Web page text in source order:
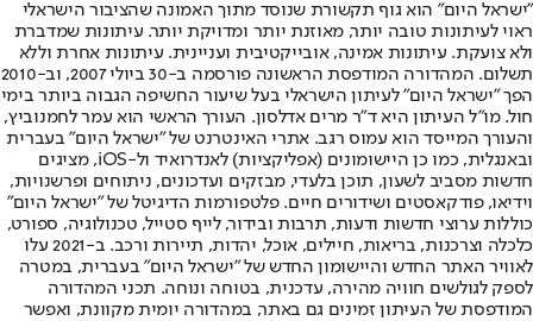
"ישראל היום" הוא גוף תקשורת שנוסד מתוך האמונה שהציבור הישראלי
ראוי לעיתונות טובה יותר, מאוזנת יותר ומדויקת יותר. עיתונות שמדברת
ולא צועקת. עיתונות אמינה, אובייקטיבית ועניינית. עיתונות אחרת וללא
תשלום. המהדורה המודפסת הראשונה פורסמה ב-30 ביולי 2007, וב-2010
הפך "ישראל היום" לעיתון הישראלי בעל שיעור החשיפה הגבוה ביותר בימי
חול. מו"ל העיתון היא ד"ר מרים אדלסון. העורך הראשי הוא עמר לחמנוביץ,
והעורך המייסד הוא עמוס רגב. אתרי האינטרנט של "ישראל היום" בעברית
ובאנגלית, כמו כן היישומונים (אפליקציות) לאנדרואיד ול-iOS, מציגים
חדשות מסביב לשעון, תוכן בלעדי, מבזקים ועדכונים, ניתוחים ופרשנויות,
וידיאו, פודקאסטים ושידורים חיים. פלטפורמות הדיגיטל של "ישראל היום"
כוללות ערוצי חדשות ודעות, תרבות ובידור, לייף סטייל, טכנולוגיה, ספורט,
כלכלה וצרכנות, בריאות, חיילים, אוכל, יהדות, תיירות ורכב. ב-2021 עלו
לאוויר האתר החדש והיישומון החדש של "ישראל היום" בעברית, במטרה
לספק לגולשים חוויה מהירה, עדכנית, בטוחה ונוחה. תכני המהדורה
המודפסת של העיתון זמינים גם באתר, במהדורה יומית מקוונת, ואפשר